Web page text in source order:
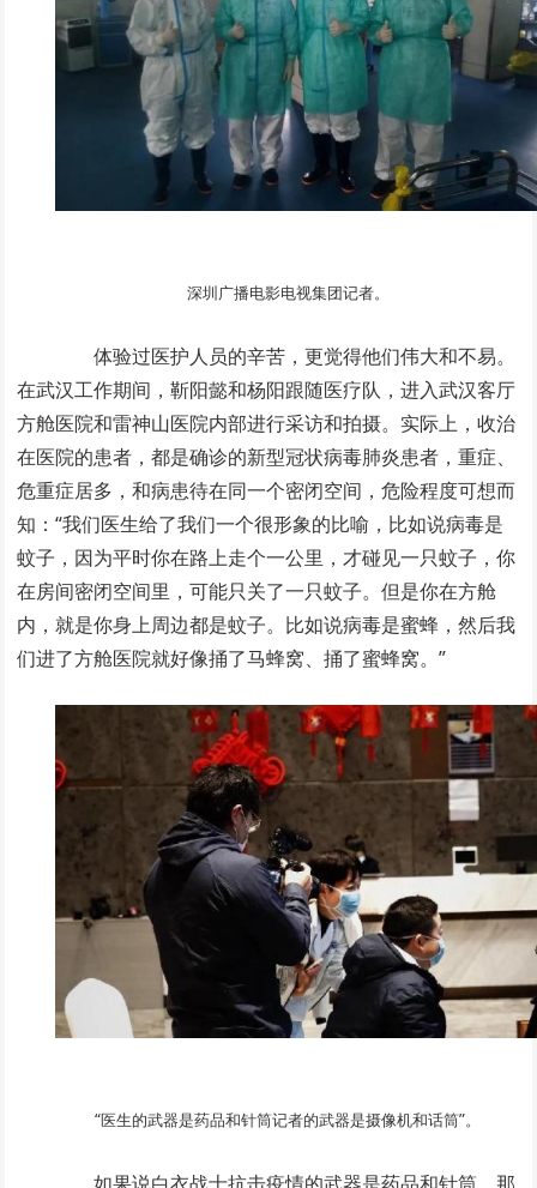
深圳广播电影电视集团记者。
体验过医护人员的辛苦，更觉得他们伟大和不易。
在武汉工作期间，靳阳懿和杨阳跟随医疗队，进入武汉客厅
方舱医院和雷神山医院内部进行采访和拍摄。实际上，收治
在医院的患者，都是确诊的新型冠状病毒肺炎患者，重症、
危重症居多，和病患待在同一个密闭空间，危险程度可想而
知：“我们医生给了我们一个很形象的比喻，比如说病毒是
蚊子，因为平时你在路上走个一公里，才碰见一只蚊子，你
在房间密闭空间里，可能只关了一只蚊子。但是你在方舱
内，就是你身上周边都是蚊子。比如说病毒是蜜蜂，然后我
们进了方舱医院就好像捅了马蜂窝、捅了蜜蜂窝。”
“医生的武器是药品和针筒记者的武器是摄像机和话筒”。